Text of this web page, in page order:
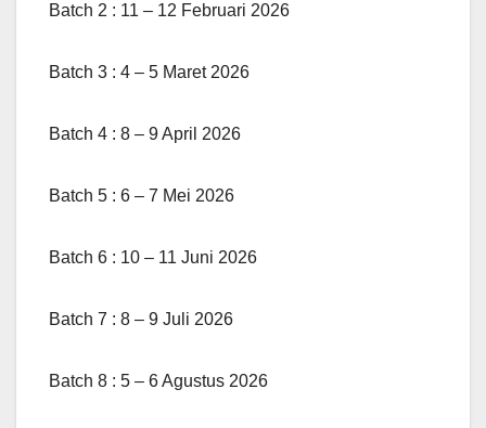
Batch 2 : 11 – 12 Februari 2026
Batch 3 : 4 – 5 Maret 2026
Batch 4 : 8 – 9 April 2026
Batch 5 : 6 – 7 Mei 2026
Batch 6 : 10 – 11 Juni 2026
Batch 7 : 8 – 9 Juli 2026
Batch 8 : 5 – 6 Agustus 2026